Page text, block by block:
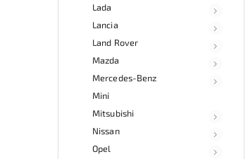
Lada
Lancia
Land Rover
Mazda
Mercedes-Benz
Mini
Mitsubishi
Nissan
Opel